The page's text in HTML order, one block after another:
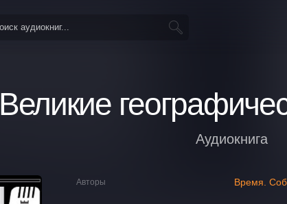
Великие
Аудиокнига
Авторы Время.